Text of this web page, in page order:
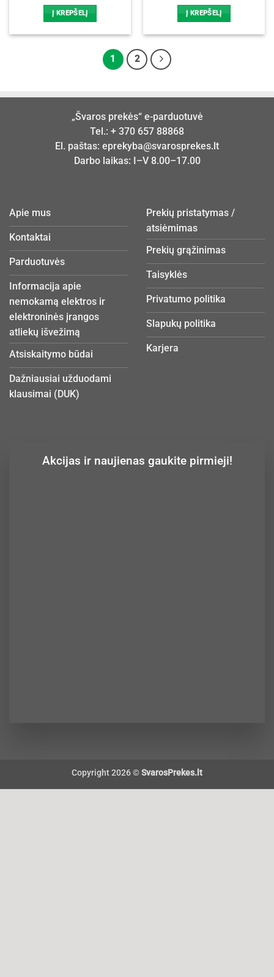
Į KREPŠELĮ Į KREPŠELĮ
1 2
„Švaros prekės“ e-parduotuvė
Tel.: + 370 657 88868
El. paštas: eprekyba@svarosprekes.lt
Darbo laikas: I–V 8.00–17.00
Apie mus
Kontaktai
Parduotuvės
Informacija apie
nemokamą elektros ir
elektroninės įrangos
atliekų išvežimą
Atsiskaitymo būdai
Dažniausiai užduodami
klausimai (DUK)
Prekių pristatymas /
atsiėmimas
Prekių grąžinimas
Taisyklės
Privatumo politika
Slapukų politika
Karjera
Akcijas ir naujienas gaukite pirmieji!
Copyright 2026 ©SvarosPrekes.lt